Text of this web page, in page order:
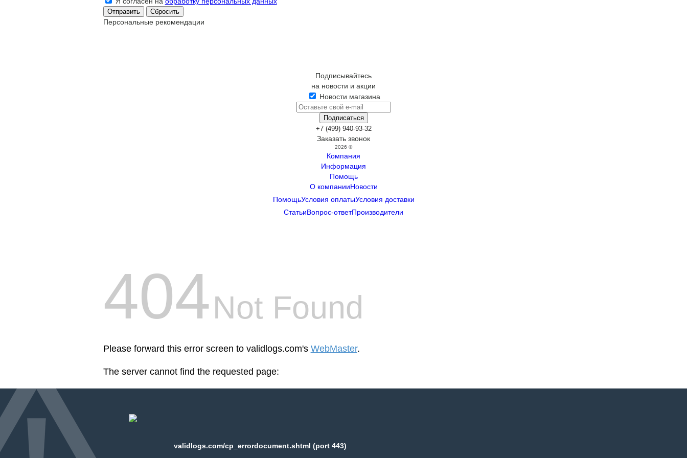
Сбросить
Персональные рекомендации
Подписывайтесь
на новости и акции
Новости магазина
+7 (499) 940-93-32
Заказать звонок
2026 ©
Компания
Информация
Помощь
О компанииНовости
ПомощьУсловия оплатыУсловия доставки
СтатьиВопрос-ответПроизводители
404Not Found
Please forward this error screen to validlogs.com's WebMaster.
The server cannot find the requested page:
validlogs.com/cp_errordocument.shtml (port 443)